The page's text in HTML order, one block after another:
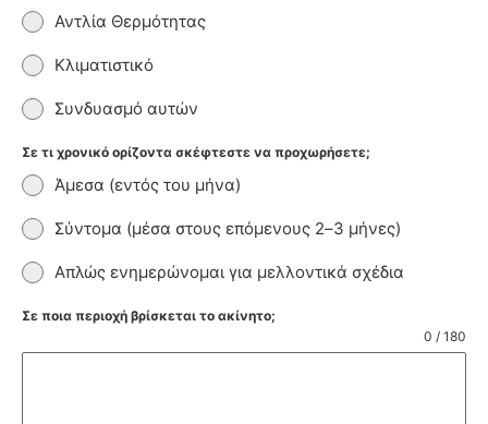
Αντλία Θερμότητας
Κλιματιστικό
Συνδυασμό αυτών
Σε τι χρονικό ορίζοντα σκέφτεστε να προχωρήσετε;
Άμεσα (εντός του μήνα)
Σύντομα (μέσα στους επόμενους 2–3 μήνες)
Απλώς ενημερώνομαι για μελλοντικά σχέδια
Σε ποια περιοχή βρίσκεται το ακίνητο;
0 / 180